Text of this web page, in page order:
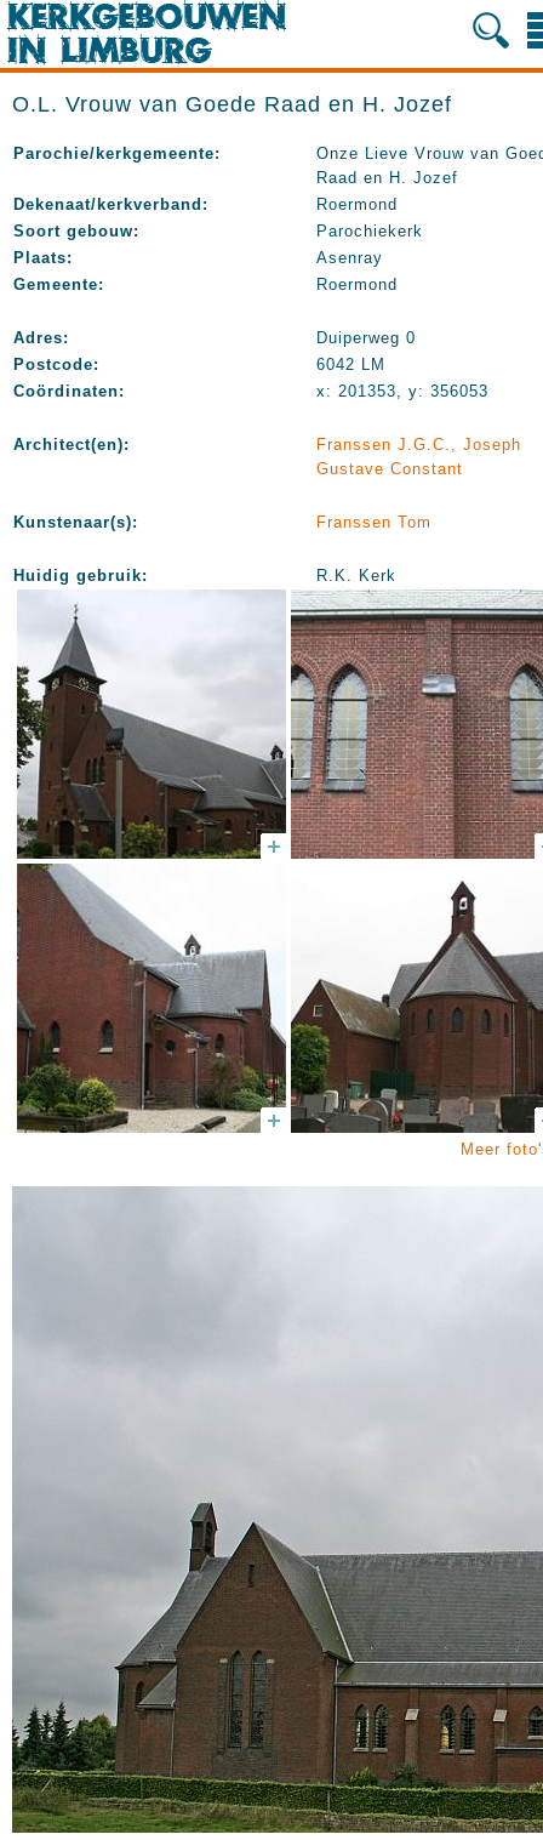
O.L. Vrouw van Goede Raad en H. Jozef
Parochie/kerkgemeente:
Onze Lieve Vrouw van
Raad en H. Jozef
Dekenaat/kerkverband:
Roermond
Soort gebouw:
Parochiekerk
Plaats:
Asenray
Gemeente:
Roermond
Adres:
Duiperweg 0
Postcode:
6042 LM
Coördinaten:
x: 201353, y: 356053
Architect(en):
Franssen J.G.C., Joseph
Gustave Constant
Kunstenaar(s): Franssen Tom
Huidig gebruik: R.K. Kerk
Meer